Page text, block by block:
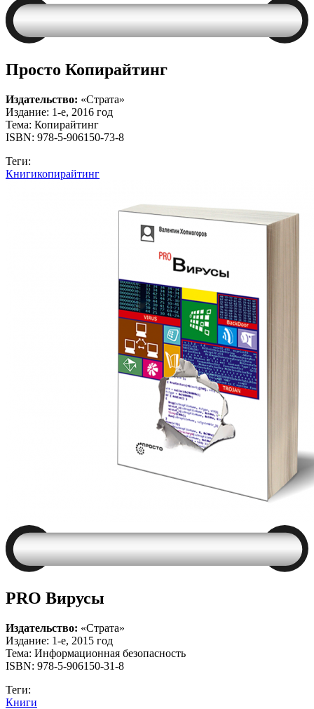
Просто Копирайтинг
Издательство: «Страта»
Издание: 1-е, 2016 год
Тема: Копирайтинг
ISBN: 978-5-906150-73-8
Теги:
Книгикопирайтинг
PRO Вирусы
Издательство: «Страта»
Издание: 1-е, 2015 год
Тема: Информационная безопасность
ISBN: 978-5-906150-31-8
Теги:
Книги